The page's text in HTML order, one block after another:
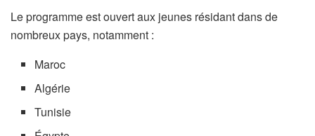
Le programme est ouvert aux jeunes résidant dans de
nombreux pays, notamment :
Maroc
Algérie
Tunisie